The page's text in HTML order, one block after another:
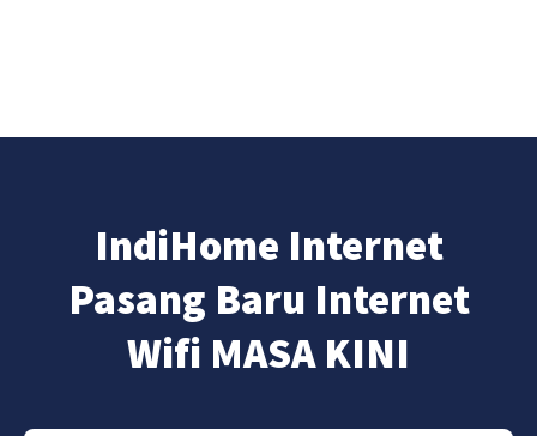
IndiHome Internet
Pasang Baru Internet
Wifi MASA KINI